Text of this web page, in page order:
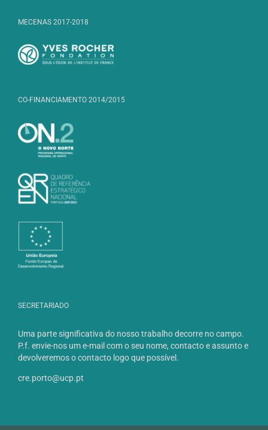
MECENAS 2017-2018
CO-FINANCIAMENTO 2014/2015
SECRETARIADO
Uma parte significativa do nosso trabalho decorre no campo.
P.f. envie-nos um e-mail com o seu nome, contacto e assunto e
devolveremos o contacto logo que possível.
cre.porto@ucp.pt